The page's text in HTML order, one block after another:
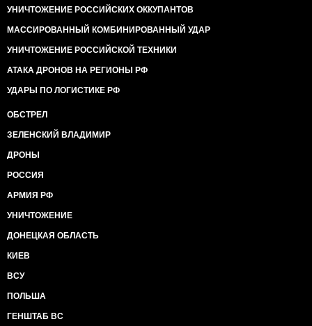
УНИЧТОЖЕНИЕ РОССИЙСКИХ ОККУПАНТОВ
МАССИРОВАННЫЙ КОМБИНИРОВАННЫЙ УДАР
УНИЧТОЖЕНИЕ РОССИЙСКОЙ ТЕХНИКИ
АТАКА ДРОНОВ НА РЕГИОНЫ РФ
УДАРЫ ПО ЛОГИСТИКЕ РФ
ОБСТРЕЛ
ЗЕЛЕНСКИЙ ВЛАДИМИР
ДРОНЫ
РОССИЯ
АРМИЯ РФ
УНИЧТОЖЕНИЕ
ДОНЕЦКАЯ ОБЛАСТЬ
КИЕВ
ВСУ
ПОЛЬША
ГЕНШТАБ ВС